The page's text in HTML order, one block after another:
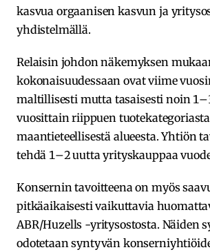
kasvua orgaanisen kasvun ja
yhdistelmällä.
Relaisin johdon näkemyksen
kokonaisuudessaan ovat viime
maltillisesti mutta tasaisesti noin
vuosittain riippuen
maantieteellisestä alueesta. Yhtiön
tehdä 1–2 uutta yrityskauppaa
Konsernin tavoitteena on myös
pitkäaikaisesti vaikuttavia
ABR/Huzells -yritysostosta. Näiden
odotetaan syntyvän